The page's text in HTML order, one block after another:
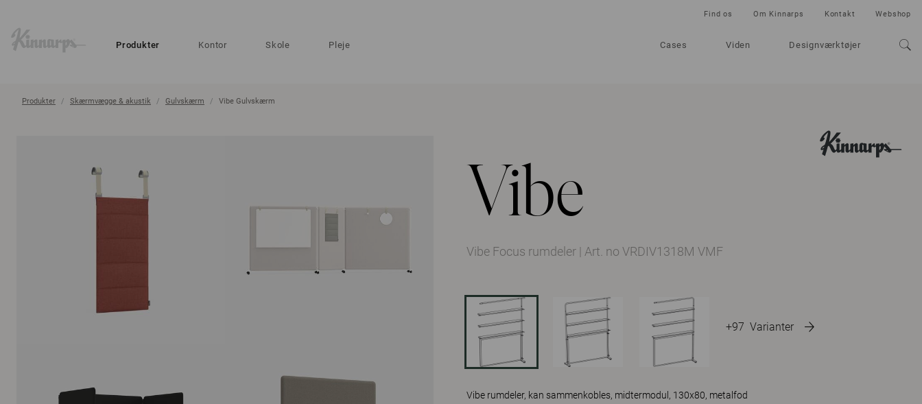
Produkter Kontor Skole Pleje Cases Viden Designværktøjer
Find os Om Kinnarps Kontakt Webshop
Produkter Skærmvægge & akustik Gulvskærm Vibe Gulvskærm
Vibe
+97 Varianter
Vibe Focus rumdeler | Art. no VRDIV1318M VMF
Vibe rumdeler, kan sammenkobles, midtermodul, 130x80, metalfod